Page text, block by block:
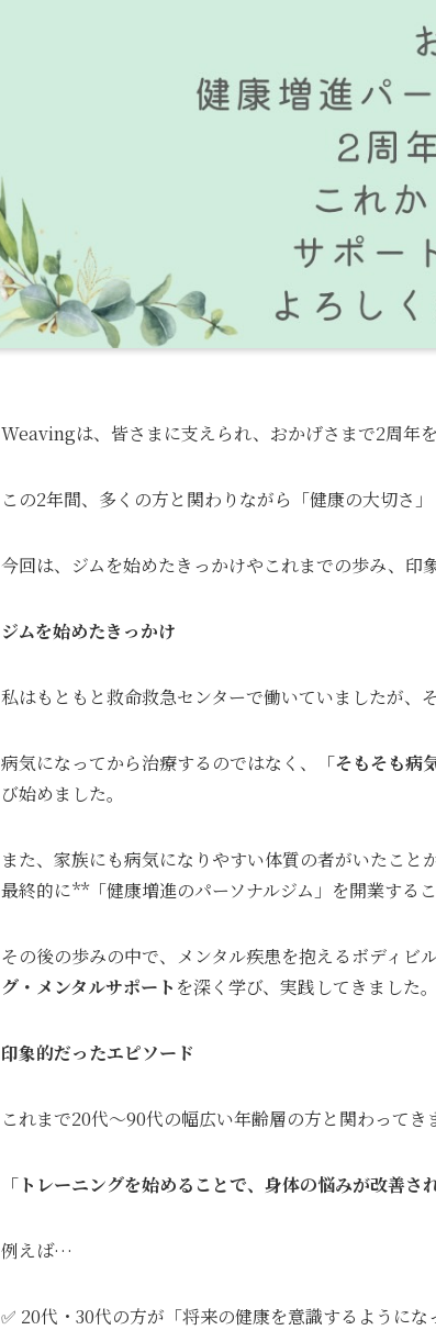
Weavingは、皆さまに支えられ、おかげさまで2周年
この2年間、多くの方と関わりながら「健康の大切さ
今回は、ジムを始めたきっかけやこれまでの歩み、印
ジムを始めたきっかけ
私はもともと救命救急センターで働いていましたが、
病気になってから治療するのではなく、 「そもそも
び始めました。
また、家族にも病気になりやすい体質の者がいたこと
最終的に**「健康増進のパーソナルジム」を開業する
その後の歩みの中で、メンタル疾患を抱えるボディビ
グ・メンタルサポート を深く学び、実践してきました。
印象的だったエピソード
これまで20代〜90代の幅広い年齢層の方と関わってき
「トレーニングを始めることで、身体の悩みが改善
例えば…
✅ 20代・30代の方が「将来の健康を意識するように